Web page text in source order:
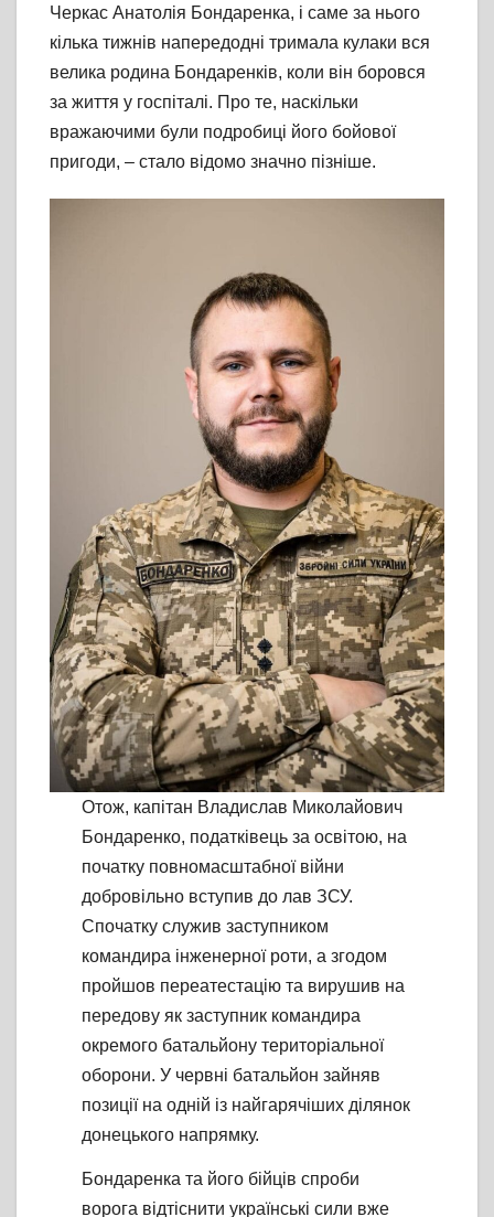
Черкас Анатолія Бондаренка, і саме за нього
кілька тижнів напередодні тримала кулаки вся
велика родина Бондаренків, коли він боровся
за життя у госпіталі. Про те, наскільки
вражаючими були подробиці його бойової
пригоди, – стало відомо значно пізніше.
Отож, капітан Владислав Миколайович
Бондаренко, податківець за освітою, на
початку повномасштабної війни
добровільно вступив до лав ЗСУ.
Спочатку служив заступником
командира інженерної роти, а згодом
пройшов переатестацію та вирушив на
передову як заступник командира
окремого батальйону територіальної
оборони. У червні батальйон зайняв
позиції на одній із найгарячіших ділянок
донецького напрямку.
Бондаренка та його бійців спроби
ворога відтіснити українські сили вже